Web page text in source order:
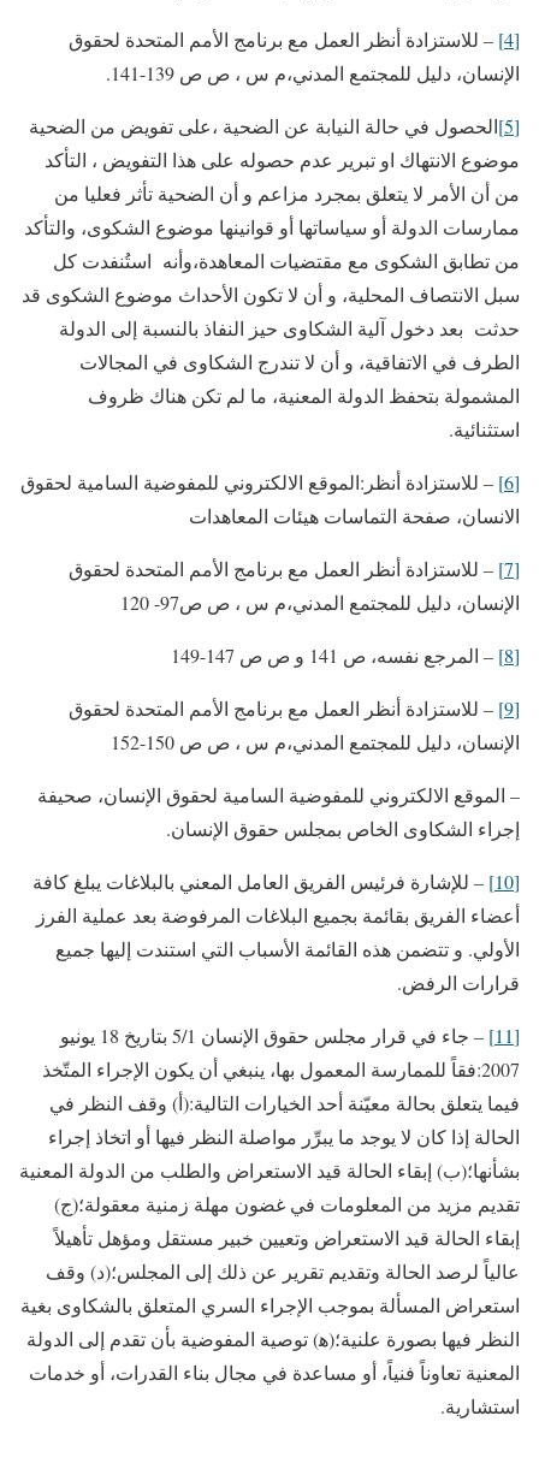
[4]
– للاستزادة أنظر العمل مع برنامج الأمم المتحدة لحقوق
الإنسان، دليل للمجتمع المدني،م س ، ص ص 139-141.
[5]
الحصول في حالة النيابة عن الضحية ،على تفويض من الضحية
موضوع الانتهاك او تبرير عدم حصوله على هذا التفويض ، التأكد
من أن الأمر لا يتعلق بمجرد مزاعم و أن الضحية تأثر فعليا من
ممارسات الدولة أو سياساتها أو قوانينها موضوع الشكوى، والتأكد
من تطابق الشكوى مع مقتضيات المعاهدة،وأنه استُنفدت كل
سبل الانتصاف المحلية، و أن لا تكون الأحداث موضوع الشكوى قد
حدثت بعد دخول آلية الشكاوى حيز النفاذ بالنسبة إلى الدولة
الطرف في الاتفاقية، و أن لا تندرج الشكاوى في المجالات
المشمولة بتحفظ الدولة المعنية، ما لم تكن هناك ظروف
استثنائية.
[6]
– للاستزادة أنظر:الموقع الالكتروني للمفوضية السامية لحقوق
الانسان، صفحة التماسات هيئات المعاهدات
[7]
– للاستزادة أنظر العمل مع برنامج الأمم المتحدة لحقوق
الإنسان، دليل للمجتمع المدني،م س ، ص ص97- 120
[8] – المرجع نفسه، ص 141 و ص ص 147-149
[9]
– للاستزادة أنظر العمل مع برنامج الأمم المتحدة لحقوق
الإنسان، دليل للمجتمع المدني،م س ، ص ص 150-152
– الموقع الالكتروني للمفوضية السامية لحقوق الإنسان، صحيفة
إجراء الشكاوى الخاص بمجلس حقوق الإنسان.
[10]
– للإشارة فرئيس الفريق العامل المعني بالبلاغات يبلغ كافة
أعضاء الفريق بقائمة بجميع البلاغات المرفوضة بعد عملية الفرز
الأولي. و تتضمن هذه القائمة الأسباب التي استندت إليها جميع
قرارات الرفض.
[11]
– جاء في قرار مجلس حقوق الإنسان 5/1 بتاريخ 18 يونيو
2007:فقاً للممارسة المعمول بها، ينبغي أن يكون الإجراء المتّخذ
فيما يتعلق بحالة معيّنة أحد الخيارات التالية:(أ) وقف النظر في
الحالة إذا كان لا يوجد ما يبرِّر مواصلة النظر فيها أو اتخاذ إجراء
بشأنها؛(ب) إبقاء الحالة قيد الاستعراض والطلب من الدولة المعنية
تقديم مزيد من المعلومات في غضون مهلة زمنية معقولة؛(ج)
إبقاء الحالة قيد الاستعراض وتعيين خبير مستقل ومؤهل تأهيلاً
عالياً لرصد الحالة وتقديم تقرير عن ذلك إلى المجلس؛(د) وقف
استعراض المسألة بموجب الإجراء السري المتعلق بالشكاوى بغية
النظر فيها بصورة علنية؛(ه‍) توصية المفوضية بأن تقدم إلى الدولة
المعنية تعاوناً فنياً، أو مساعدة في مجال بناء القدرات، أو خدمات
استشارية.